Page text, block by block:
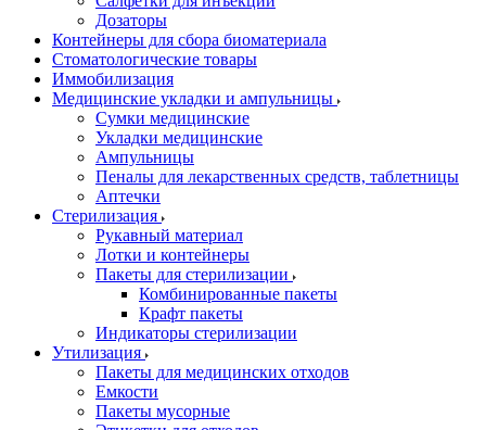
Дозаторы
Контейнеры для сбора биоматериала
Стоматологические товары
Иммобилизация
Медицинские укладки и ампульницы
Сумки медицинские
Укладки медицинские
Ампульницы
Пеналы для лекарственных средств, таблетницы
Аптечки
Стерилизация
Рукавный материал
Лотки и контейнеры
Пакеты для стерилизации
Комбинированные пакеты
Крафт пакеты
Индикаторы стерилизации
Утилизация
Пакеты для медицинских отходов
Емкости
Пакеты мусорные